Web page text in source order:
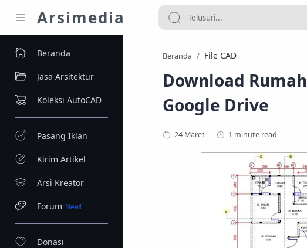
Arsimedia
Beranda
Jasa Arsitektur
Koleksi AutoCAD
Pasang Iklan
Kirim Artikel
Arsi Kreator
Forum
Donasi
Beranda File CAD
Download
Google Drive
1 minute read